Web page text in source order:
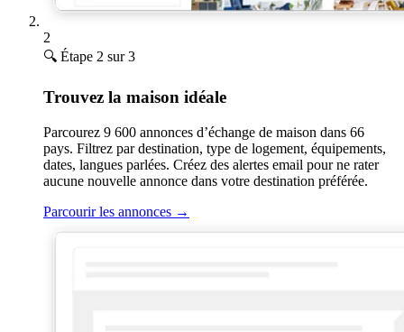
2
🔍 Étape 2 sur 3
Trouvez la maison idéale
Parcourez 9 600 annonces d’échange de maison dans 66
pays. Filtrez par destination, type de logement, équipements,
dates, langues parlées. Créez des alertes email pour ne rater
aucune nouvelle annonce dans votre destination préférée.
Parcourir les annonces →